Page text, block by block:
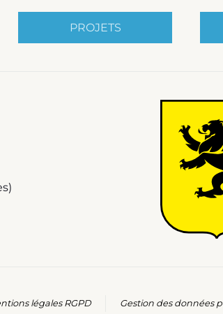
PROJETS
légales RGPD Gestion des données